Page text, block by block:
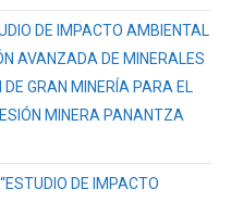
DE IMPACTO AMBIENTAL
AVANZADA DE MINERALES
GRAN MINERÍA PARA EL
MINERA PANANTZA
“ESTUDIO DE IMPACTO